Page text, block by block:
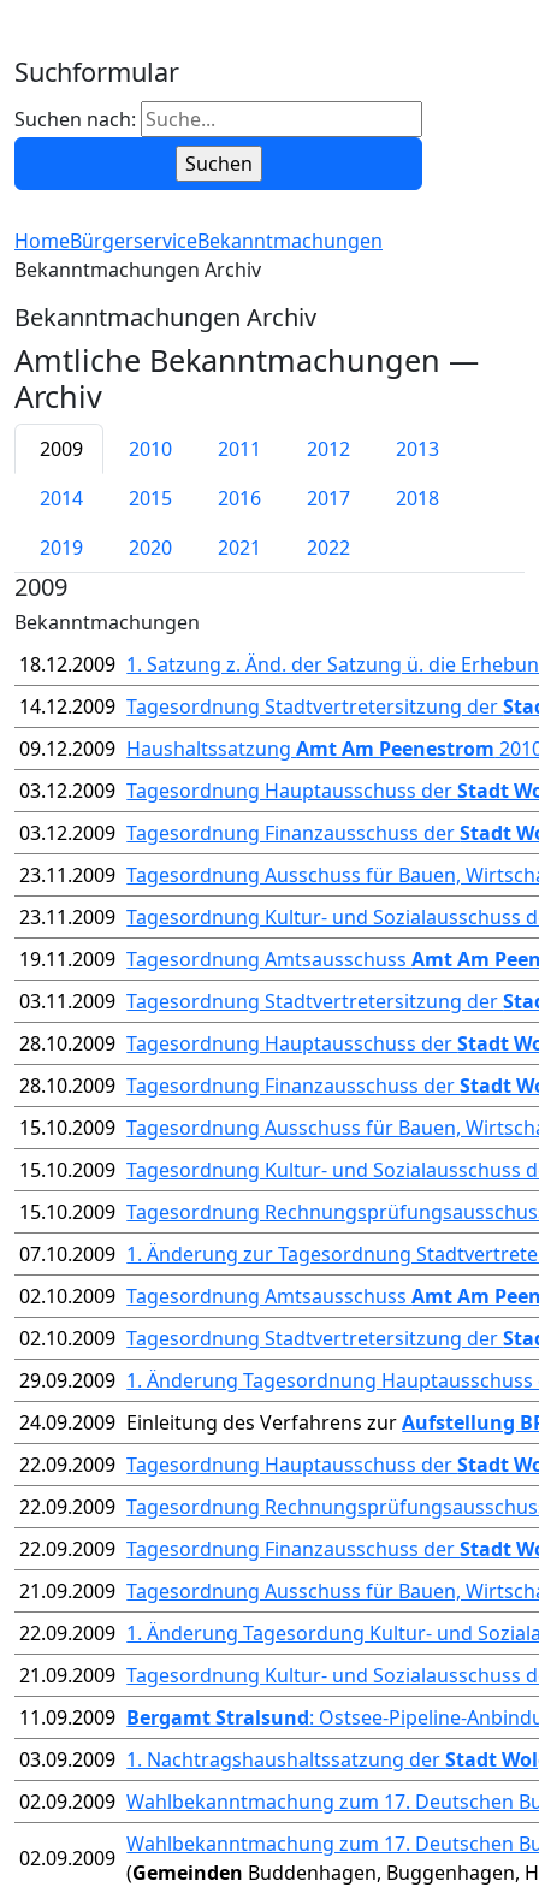
Suchformular
Suchen nach:
Bekanntmachungen Archiv
HomeBürgerserviceBekanntmachungen
Bekanntmachungen Archiv
Amtliche Bekanntmachungen —
Archiv
2009 2010 2011 2012
2013
2014
2015 2016 2017
2018
2019
2020 2021 2022
2009
Bekanntmachungen
18.12.2009 1. Satzung z. Änd. der Satzung ü. die
14.12.2009 Tagesordnung Stadtvertretersitzung der
09.12.2009 HaushaltssatzungAmt Am Peenestrom
03.12.2009 Tagesordnung Hauptausschuss derStadt
03.12.2009 Tagesordnung Finanzausschuss derStadt
23.11.2009 Tagesordnung Ausschuss für Bauen,
23.11.2009 Tagesordnung Kultur- und Sozialausschuss
19.11.2009 Tagesordnung AmtsausschussAmt Am
03.11.2009 Tagesordnung Stadtvertretersitzung der
28.10.2009 Tagesordnung Hauptausschuss derStadt
28.10.2009 Tagesordnung Finanzausschuss derStadt
15.10.2009 Tagesordnung Ausschuss für Bauen,
15.10.2009 Tagesordnung Kultur- und Sozialausschuss
15.10.2009 Tagesordnung
07.10.2009 1. Änderung zur Tagesordnung
02.10.2009 Tagesordnung AmtsausschussAmt Am
02.10.2009 Tagesordnung Stadtvertretersitzung der
29.09.2009 1. Änderung Tagesordnung
24.09.2009 Einleitung des Verfahrens zurAufstellung
22.09.2009 Tagesordnung Hauptausschuss derStadt
22.09.2009 Tagesordnung
22.09.2009 Tagesordnung Finanzausschuss derStadt
21.09.2009 Tagesordnung Ausschuss für Bauen,
22.09.2009 1. Änderung Tagesordung Kultur- und
21.09.2009 Tagesordnung Kultur- und Sozialausschuss
11.09.2009 Bergamt Stralsund: Ostsee-Pipeline-
03.09.2009 1. Nachtragshaushaltssatzung derStadt
02.09.2009 Wahlbekanntmachung zum 17. Deutschen
02.09.2009
Wahlbekanntmachung zum 17. Deutschen
(Gemeinden Buddenhagen, Buggenhagen,